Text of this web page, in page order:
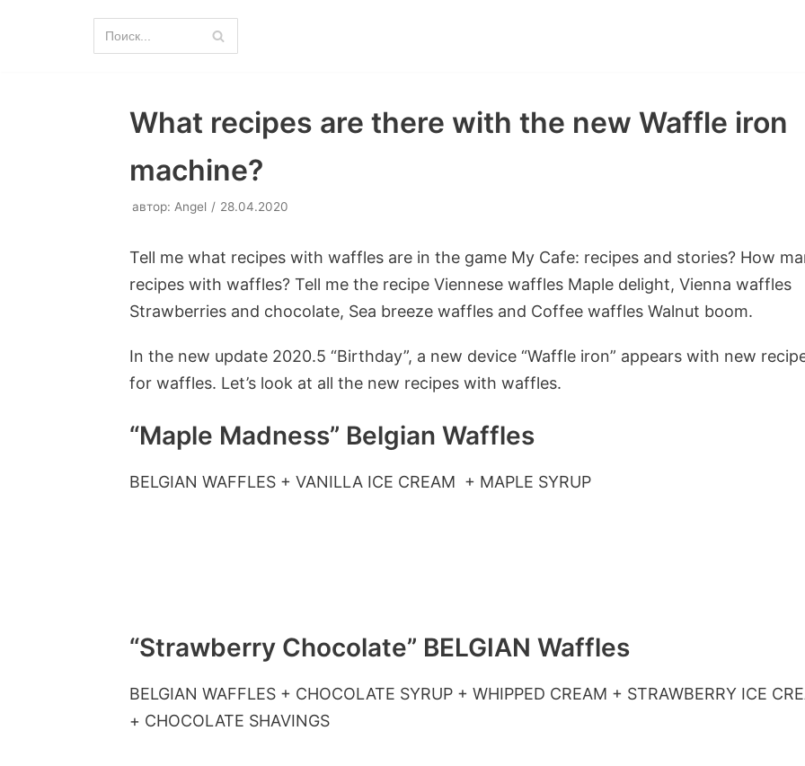
What recipes are there with the new Waffle iron
machine?
автор: Angel 28.04.2020
Tell me what recipes with waffles are in the game My Cafe: recipes and stories? How
recipes with waffles? Tell me the recipe Viennese waffles Maple delight, Vienna waffles
Strawberries and chocolate, Sea breeze waffles and Coffee waffles Walnut boom.
In the new update 2020.5 “Birthday”, a new device “Waffle iron” appears with new
for waffles. Let’s look at all the new recipes with waffles.
“Maple Madness” Belgian Waffles
BELGIAN WAFFLES + VANILLA ICE CREAM + MAPLE SYRUP
“Strawberry Chocolate” BELGIAN Waffles
BELGIAN WAFFLES + CHOCOLATE SYRUP + WHIPPED CREAM + STRAWBERRY ICE
+ CHOCOLATE SHAVINGS